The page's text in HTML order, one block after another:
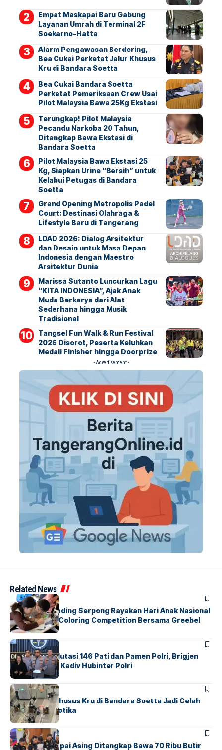
Empat Maskapai Baru Gabung
Layanan Umrah di Terminal 2F
Soekarno-Hatta
Alarm Pengawasan Berdering,
Bea Cukai Perketat Jalur Khusus
Kru di Bandara Soetta
Bea Cukai Bandara Soetta
Perketat Pemeriksaan Crew Usai
Pilot Malaysia Bawa 25Kg Ekstasi
Terungkap! Pilot Malaysia
Pecandu Narkoba 20 Tahun,
Ditangkap Bawa Ekstasi di
Bandara Soetta
Pilot Malaysia Bawa Ekstasi 25
Kg, Siapkan Urine “Bersih” untuk
Kelabui Petugas di Bandara
Soetta
Grand Opening Metropolis Padel
Court: Destinasi Olahraga &
Lifestyle Baru di Tangerang
LDAD 2026: Dialog Arsitektur
dan Desain untuk Masa Depan
Indonesia dengan Maestro
Arsitektur Dunia
Marissa Sutanto Luncurkan Lagu
“KITA INDONESIA”, Ajak Anak
Muda Berkarya dari Alat
Sederhana hingga Musik
Tradisional
Tangsel Fun Walk & Run Festival
2026 Disorot, Peserta Keluhkan
Medali Finisher hingga Doorprize
- Advertisement -
Related News
BERITAINDEX
Atria Hotel Gading Serpong Rayakan Hari Anak Nasional
Lewat Family Coloring Competition Bersama Greebel
Indonesia
BERITA
Mabes Polri Mutasi 146 Pati dan Pamen Polri, Brigjen
Untung Jabat Kadiv Hubinter Polri
BANDARABERITA
Ketika Jalur Khusus Kru di Bandara Soetta Jadi Celah
Sindikat Narkotika
BANDARA BERITA
Kopilot Maskapai Asing Ditangkap Bawa 70 Ribu Butir